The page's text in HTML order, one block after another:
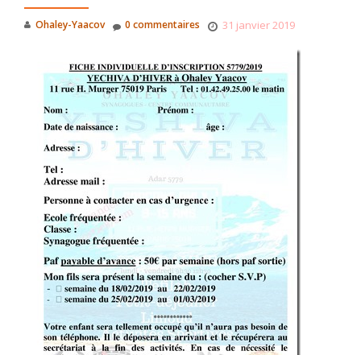
Ohaley-Yaacov 31 janvier 2019
0 commentaires